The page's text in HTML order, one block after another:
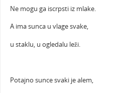
Ne mogu ga iscrpsti iz mlake.
A ima sunca u vlage svake,
u staklu, u ogledalu leži.
Potajno sunce svaki je alem,